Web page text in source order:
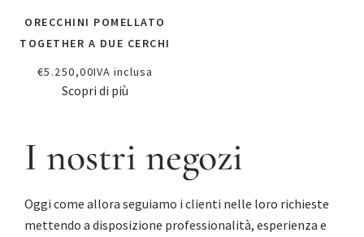
ORECCHINI POMELLATO
TOGETHER A DUE CERCHI
€5.250,00IVA inclusa
Scopri di più
I nostri negozi
Oggi come allora seguiamo i clienti nelle loro richieste
mettendo a disposizione professionalità, esperienza e